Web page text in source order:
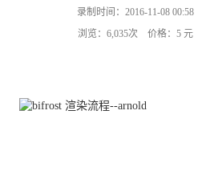
录制时间：2016-11-08 00:58
浏览：6,035次 价格：5 元